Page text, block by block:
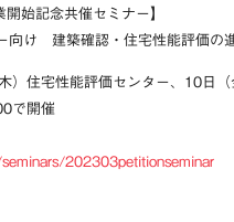
開始記念共催セミナー】
向け 建築確認・住宅性能評価の
）住宅性能評価センター、10日
開催
202303petitionseminar